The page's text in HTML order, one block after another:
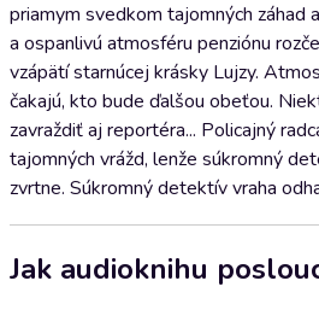
priamym svedkom tajomných záhad
a ospanlivú atmosféru penziónu
vzápätí starnúcej krásky Lujzy.
čakajú, kto bude ďalšou obeťou.
zavraždiť aj reportéra... Policajný
tajomných vrážd, lenže súkromný
zvrtne. Súkromný detektív vraha
Jak audioknihu